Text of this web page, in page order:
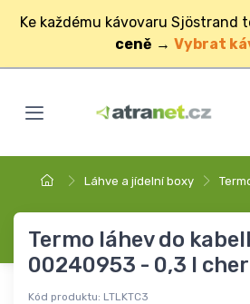
Ke každému kávovaru Sjöstrand
ceně → Vybrat
Láhve a jídelní boxy
Termo láhev do
00240953 - 0,3 l
Kód produktu: LTLKTC3